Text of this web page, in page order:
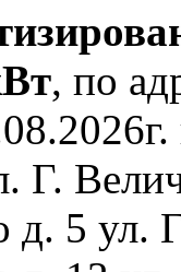
, по
Г.
д. 5 ул.